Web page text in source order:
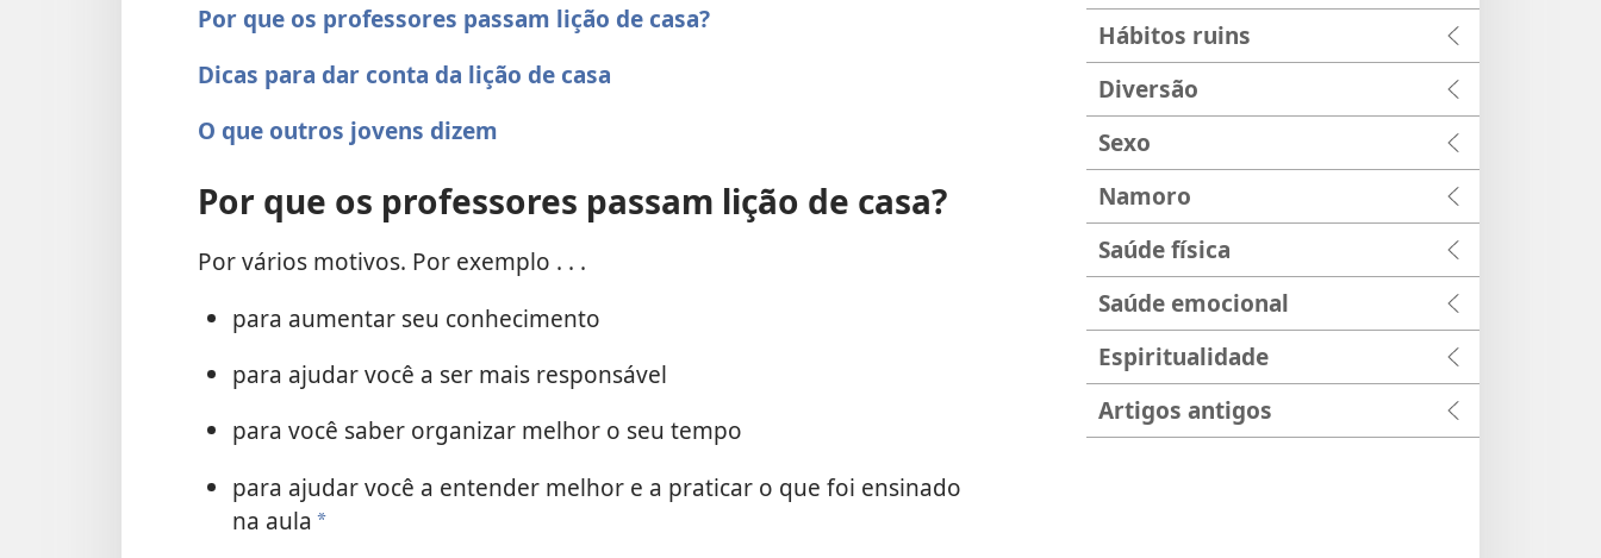
Por que os professores passam lição de casa?
Dicas para dar conta da lição de casa
O que outros jovens dizem
Por que os professores passam lição de casa?
Por vários motivos. Por exemplo . . .
para aumentar seu conhecimento
para ajudar você a ser mais responsável
para você saber organizar melhor o seu tempo
para ajudar você a entender melhor e a praticar o que foi ensinado
na aula a
Hábitos ruins
Diversão
Sexo
Namoro
Saúde física
Saúde emocional
Espiritualidade
Artigos antigos